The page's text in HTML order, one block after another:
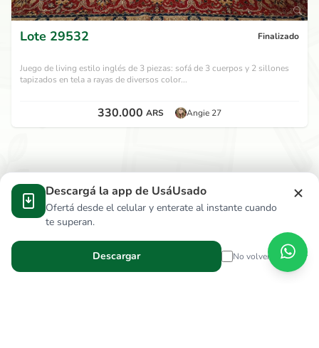
Lote 29532 Finalizado
Juego de living estilo inglés de 3 piezas: sofá de 3 cuerpos y 2 sillones
tapizados en tela a rayas de diversos color...
330.000 ARS Angie 27
Descargá la app de UsáUsado
Ofertá desde el celular y enterate al instante cuando
te superan.
Descargar No volver a mostrar